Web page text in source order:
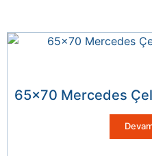
65×70 Mercedes